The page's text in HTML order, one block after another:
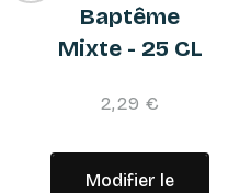
Baptême
Mixte - 25 CL
2,29 €
Modifier le